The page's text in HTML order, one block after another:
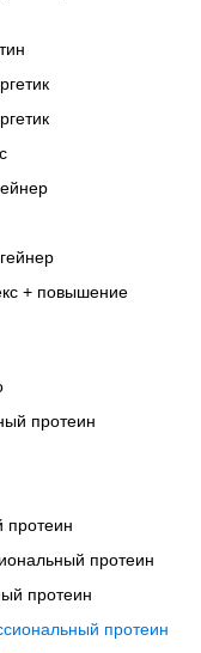
+ повышение
протеин
протеин
протеин
протеин
протеин